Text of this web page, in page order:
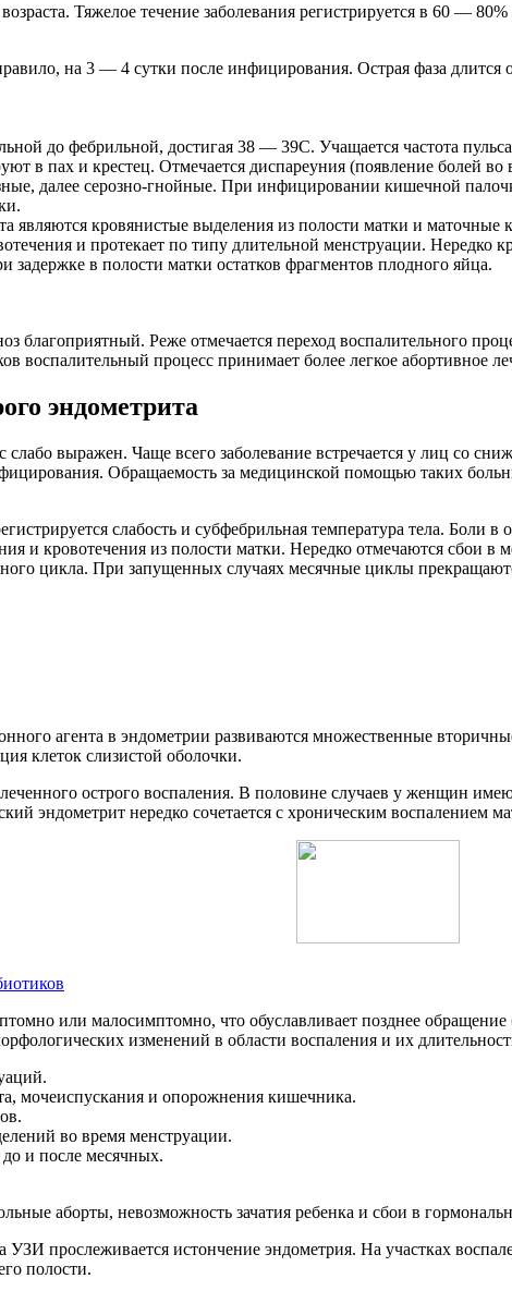
Тяжелое течение заболевания регистрируется в 60 —
на 3 — 4 сутки после инфицирования. Острая фаза длится
до фебрильной, достигая 38 — 39С. Учащается частота
в пах и крестец. Отмечается диспареуния (появление болей во
далее серозно-гнойные. При инфицировании кишечной
являются кровянистые выделения из полости матки и
и протекает по типу длительной менструации. Нередко
задержке в полости матки остатков фрагментов плодного яйца.
благоприятный. Реже отмечается переход воспалительного
воспалительный процесс принимает более легкое абортивное
эндометрита
выражен. Чаще всего заболевание встречается у лиц со
Обращаемость за медицинской помощью таких
слабость и субфебрильная температура тела.
и кровотечения из полости матки. Нередко отмечаются сбои
цикла. При запущенных случаях месячные циклы
агента в эндометрии развиваются множественные
клеток слизистой оболочки.
острого воспаления. В половине случаев у женщин
эндометрит нередко сочетается с хроническим воспалением
или малосимптомно, что обуславливает позднее
изменений в области воспаления и их
мочеиспускания и опорожнения кишечника.
во время менструации.
и после месячных.
аборты, невозможность зачатия ребенка и сбои в
прослеживается истончение эндометрия. На участках
полости.